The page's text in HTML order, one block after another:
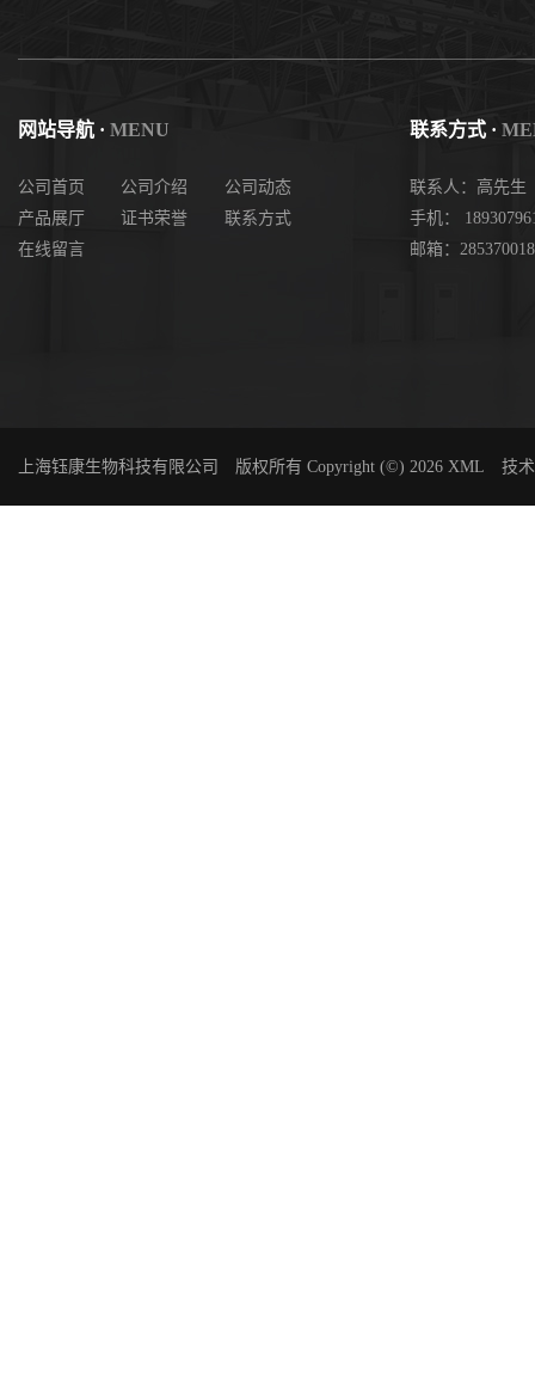
网站导航 · MENU
公司首页 公司介绍
公司动态
产品展厅
证书荣誉
联系方式
在线留言
联系方式 ·
联系人：高先生
手机：
邮箱：
上海钰康生物科技有限公司 版权所有 Copyright (©) 2026 XML 技